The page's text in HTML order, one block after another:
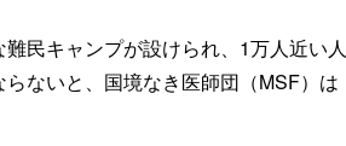
民キャンプが設けられ、1万人近い人
ないと、国境なき医師団（MSF）は